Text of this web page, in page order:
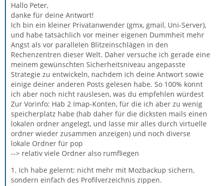
Hallo Peter,
danke für deine Antwort!
Ich bin ein kleiner Privatanwender (gmx, gmail, Uni-Server),
und habe tatsächlich vor meiner eigenen Dummheit mehr
Angst als vor parallelen Blitzeinschlägen in den
Rechenzentren dieser Welt. Daher versuche ich gerade eine
meinem gewünschten Sicherheitsniveau angepasste
Strategie zu entwickeln, nachdem ich deine Antwort sowie
einige deiner anderen Posts gelesen habe. So 100% konnt
ich aber noch nicht rauslesen, was du empfehlen würdest
Zur Vorinfo: Hab 2 Imap-Konten, für die ich aber zu wenig
speicherplatz habe (hab daher für die dicksten mails einen
lokalen ordner angelegt, und lasse mir alles durch virtuelle
ordner wieder zusammen anzeigen) und noch diverse
lokale Ordner für pop
--> relativ viele Ordner also rumfliegen
1. Ich habe gelernt: nicht mehr mit Mozbackup sichern,
sondern einfach des Profilverzeichnis zippen.